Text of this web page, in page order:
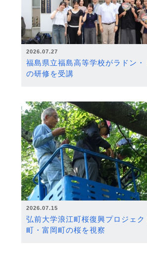
2026.07.27
福島県立福島高等学校がラドン・
の研修を受講
2026.07.15
弘前大学浪江町桜復興プロジェ
町・富岡町の桜を視察